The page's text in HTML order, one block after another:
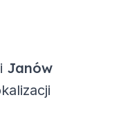
Janów